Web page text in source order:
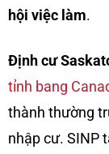
hội việc làm.
Định cư
tỉnh bang
thành thường
nhập cư. SINP